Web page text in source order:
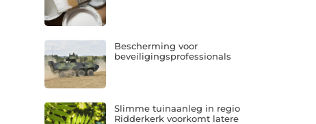
Bescherming voor
beveiligingsprofessionals
Slimme tuinaanleg in regio
Ridderkerk voorkomt latere